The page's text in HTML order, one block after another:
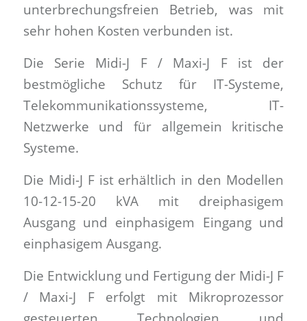
unterbrechungsfreien Betrieb, was mit
sehr hohen Kosten verbunden ist.
Die Serie Midi-J F / Maxi-J F ist der
bestmögliche Schutz für IT-Systeme,
Telekommunikationssysteme, IT-
Netzwerke und für allgemein kritische
Systeme.
Die Midi-J F ist erhältlich in den Modellen
10-12-15-20 kVA mit dreiphasigem
Ausgang und einphasigem Eingang und
einphasigem Ausgang.
Die Entwicklung und Fertigung der Midi-J F
/ Maxi-J F erfolgt mit Mikroprozessor